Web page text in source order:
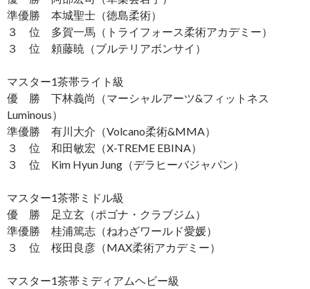
準優勝 本城聖士（徳島柔術）
３ 位 多賀一馬（トライフォース柔術アカデミー）
３ 位 頼藤暁（ブルテリアボンサイ）
マスター1茶帯ライト級
優 勝 下林義尚（マーシャルアーツ&フィットネス
Luminous）
準優勝 有川大介（Volcano柔術&MMA）
３ 位 和田敏宏（X-TREME EBINA）
３ 位 Kim Hyun Jung（デラヒーバジャパン）
マスター1茶帯ミドル級
優 勝 足立玄（ポゴナ・クラブジム）
準優勝 桂浦篤志（ねわざワールド愛媛）
３ 位 桜田良彦（MAX柔術アカデミー）
マスター1茶帯ミディアムヘビー級